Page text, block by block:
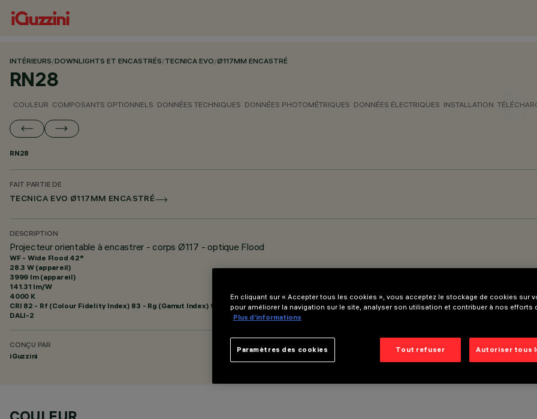
INTÉRIEURS/DOWNLIGHTS ET ENCASTRÉS/TECNICA EVO/Ø117MM ENCASTRÉ
RN28
COULEUR COMPOSANTS OPTIONNELS DONNÉES TECHNIQUES DONNÉES PHOTOMÉTRIQUES DONNÉES ÉLECTRIQUES INSTALLATION
RN28
FAIT PARTIE DE
TECNICA EVO Ø117MM ENCASTRÉ
DESCRIPTION
Projecteur orientable à encastrer - corps Ø117 - optique Flood
WF - Wide Flood 42°
28.3 W (appareil)
3999 lm (appareil)
141.31 lm/W
4000 K
CRI 82 - Rf (Colour Fidelity Index) 83 - Rg (Gamut Index) 94
DALI-2
CONÇU PAR
iGuzzini
En cliquant sur « Accepter tous les cookies », vous acceptez le stockage de cookies sur
pour améliorer la navigation sur le site, analyser son utilisation et contribuer à nos efforts
Plus d’informations
Tout refuser Autoriser tous
Paramètres des cookies